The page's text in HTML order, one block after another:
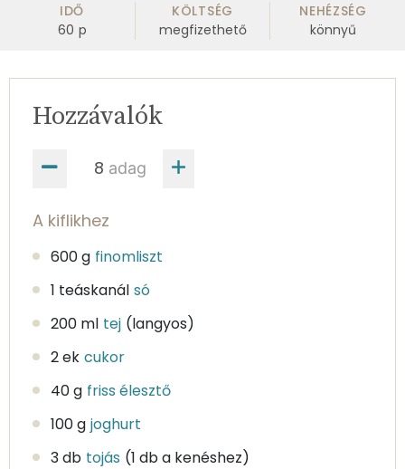
IDŐ
60 p
KÖLTSÉG
megfizethető
NEHÉZSÉG
könnyű
adag
Hozzávalók
A kiflikhez
600 g finomliszt
1 teáskanál só
200 ml tej (langyos)
2 ek cukor
40 g friss élesztő
100 g joghurt
3 db tojás (1 db a kenéshez)